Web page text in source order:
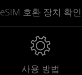
eSIM 호환 장치 확인
사용 방법